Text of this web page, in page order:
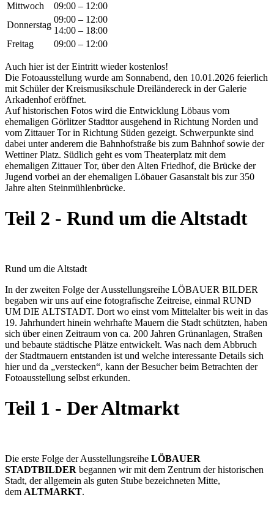
Mittwoch
09:00 – 12:00
Donnerstag
09:00 – 12:00
14:00 – 18:00
Freitag
09:00 – 12:00
Auch hier ist der Eintritt wieder kostenlos!
Die Fotoausstellung wurde am Sonnabend, den 10.01.2026 feierlich
mit Schüler der Kreismusikschule Dreiländereck in der Galerie
Arkadenhof eröffnet.
Auf historischen Fotos wird die Entwicklung Löbaus vom
ehemaligen Görlitzer Stadttor ausgehend in Richtung Norden und
vom Zittauer Tor in Richtung Süden gezeigt. Schwerpunkte sind
dabei unter anderem die Bahnhofstraße bis zum Bahnhof sowie der
Wettiner Platz. Südlich geht es vom Theaterplatz mit dem
ehemaligen Zittauer Tor, über den Alten Friedhof, die Brücke der
Jugend vorbei an der ehemaligen Löbauer Gasanstalt bis zur 350
Jahre alten Steinmühlenbrücke.
Teil 2 - Rund um die Altstadt
Rund um die Altstadt
In der zweiten Folge der Ausstellungsreihe LÖBAUER BILDER
begaben wir uns auf eine fotografische Zeitreise, einmal RUND
UM DIE ALTSTADT. Dort wo einst vom Mittelalter bis weit in das
19. Jahrhundert hinein wehrhafte Mauern die Stadt schützten, haben
sich über einen Zeitraum von ca. 200 Jahren Grünanlagen, Straßen
und bebaute städtische Plätze entwickelt. Was nach dem Abbruch
der Stadtmauern entstanden ist und welche interessante Details sich
hier und da „verstecken“, kann der Besucher beim Betrachten der
Fotoausstellung selbst erkunden.
Teil 1 - Der Altmarkt
Die erste Folge der Ausstellungsreihe LÖBAUER
STADTBILDER begannen wir mit dem Zentrum der historischen
Stadt, der allgemein als guten Stube bezeichneten Mitte,
dem ALTMARKT.